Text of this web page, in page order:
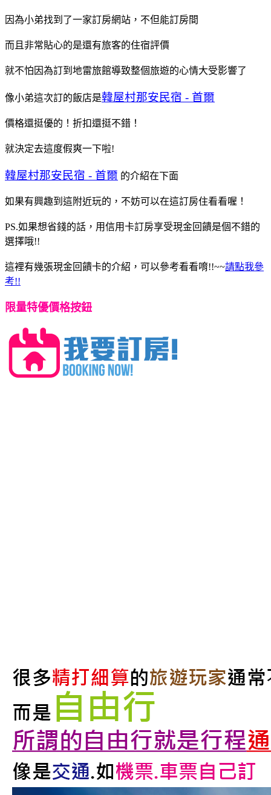
因為小弟找到了一家訂房網站，不但能訂房間
而且非常貼心的是還有旅客的住宿評價
就不怕因為訂到地雷旅館導致整個旅遊的心情大受影響了
像小弟這次訂的飯店是韓屋村那安民宿 - 首爾
價格還挺優的！折扣還挺不錯！
就決定去這度假爽一下啦!
韓屋村那安民宿 - 首爾 的介紹在下面
如果有興趣到這附近玩的，不妨可以在這訂房住看看喔！
PS.如果想省錢的話，用信用卡訂房享受現金回饋是個不錯的
選擇哦!!
這裡有幾張現金回饋卡的介紹，可以參考看看唷!!~~請點我參
考!!
限量特優價格按鈕